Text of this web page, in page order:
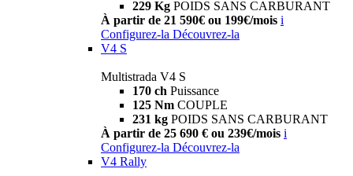
229 Kg POIDS SANS CARBURANT
À partir de 21 590€ ou 199€/mois i
Configurez-la Découvrez-la
V4 S
Multistrada V4 S
170 ch Puissance
125 Nm COUPLE
231 kg POIDS SANS CARBURANT
À partir de 25 690 € ou 239€/mois i
Configurez-la Découvrez-la
V4 Rally